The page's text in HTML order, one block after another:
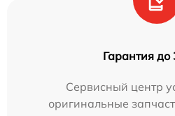
Гарантия до
Сервисный центр
оригинальные